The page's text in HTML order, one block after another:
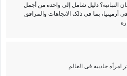
النباتیه؟ دلیل شامل إلى واحده من أجمل
أرمینیا، بما فی ذلک الاتجاهات والمرافق
جاذبیه فی العالم